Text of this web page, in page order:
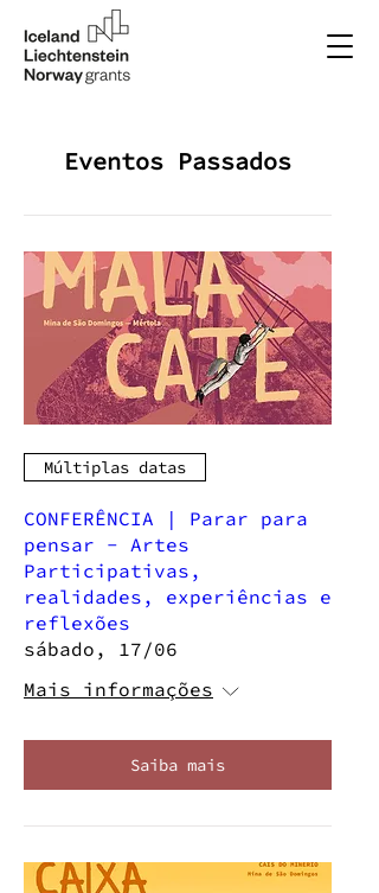
Eventos Passados
Múltiplas datas
CONFERÊNCIA | Parar para
pensar - Artes
Participativas,
realidades, experiências e
reflexões
sábado, 17/06
Mais informações
Saiba mais